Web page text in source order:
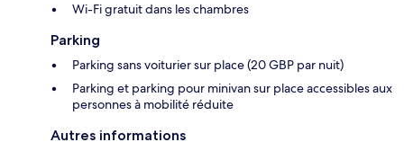
Wi-Fi gratuit dans les chambres
Parking
Parking sans voiturier sur place (20 GBP par nuit)
Parking et parking pour minivan sur place accessibles aux
personnes à mobilité réduite
Autres informations